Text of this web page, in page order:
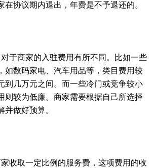
在协议期内退出，年费是不予退还的。
于商家的入驻费用有所不同。比如一些
如数码家电、汽车用品等，类目费用较
到几万元之间。而一些冷门或竞争较小
则较为低廉。商家需要根据自己所选择
并做好预算。
收取一定比例的服务费，这项费用的收